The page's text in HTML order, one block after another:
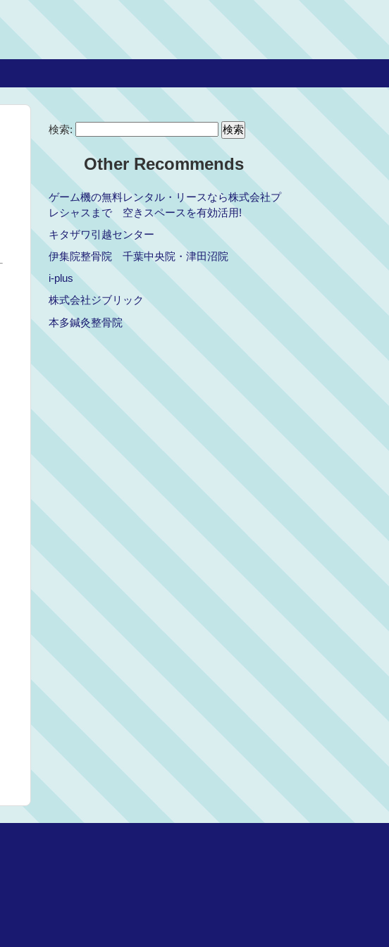
検索:
Other Recommends
ゲーム機の無料レンタル・リースなら株式会社プ
レシャスまで 空きスペースを有効活用!
キタザワ引越センター
伊集院整骨院 千葉中央院・津田沼院
i-plus
株式会社ジブリック
本多鍼灸整骨院